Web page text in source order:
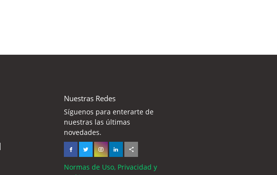
Nuestras Redes
Síguenos para enterarte de
nuestras las últimas
novedades.
Normas de Uso, Privacidad y